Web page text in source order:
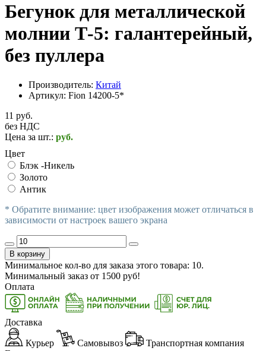
Бегунок для металлической
молнии Т-5: галантерейный,
без пуллера
Производитель: Китай
Артикул: Fion 14200-5*
11 руб.
без НДС
Цена за шт.: руб.
Цвет
Блэк -Никель
Золото
Антик
* Обратите внимание: цвет изображения может отличаться в
зависимости от настроек вашего экрана
В корзину
Минимальное кол-во для заказа этого товара: 10.
Минимальный заказ от 1500 руб!
Оплата
Доставка
Курьер Самовывоз
Транспортная компания